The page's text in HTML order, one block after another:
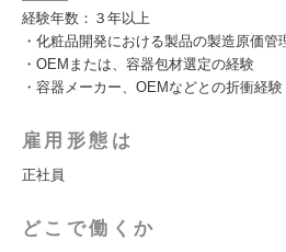
経験年数：３年以上
・化粧品開発における製品の製造原価管
・OEMまたは、容器包材選定の経験
・容器メーカー、OEMなどとの折衝経験
雇用形態は
正社員
どこで働くか